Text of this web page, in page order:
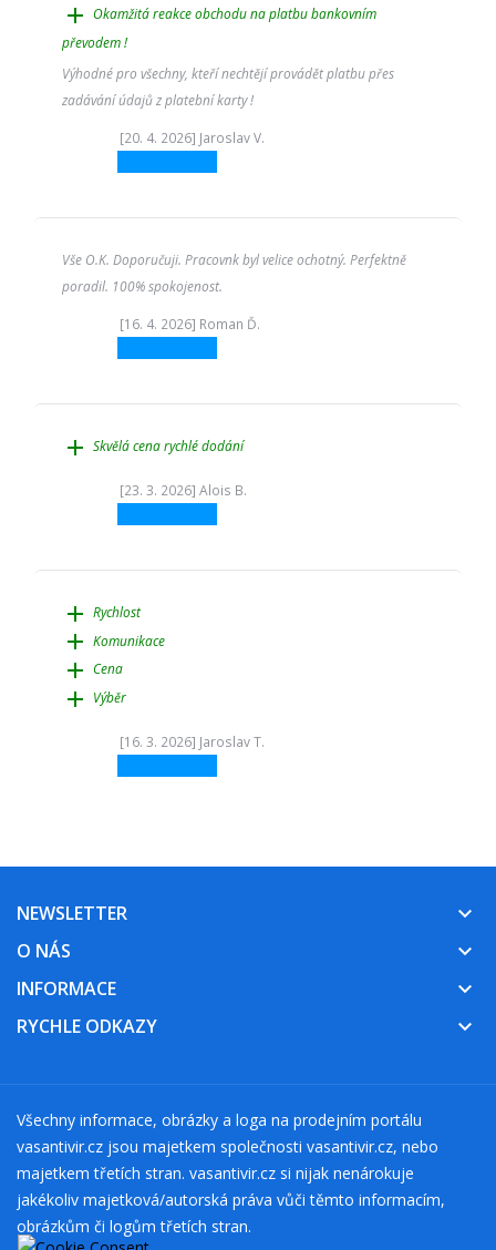
add Okamžitá reakce obchodu na platbu bankovním
převodem !
Výhodné pro všechny, kteří nechtějí provádět platbu přes
zadávání údajů z platební karty !
[20. 4. 2026] Jaroslav V.
Vše O.K. Doporučuji. Pracovnk byl velice ochotný. Perfektně
poradil. 100% spokojenost.
[16. 4. 2026] Roman Ď.
add Skvělá cena rychlé dodání
[23. 3. 2026] Alois B.
add Rychlost
add Komunikace
add Cena
add Výběr
[16. 3. 2026] Jaroslav T.
NEWSLETTER keyboard_arrow_down
O NÁS keyboard_arrow_down
INFORMACE keyboard_arrow_down
RYCHLE ODKAZY keyboard_arrow_down
Všechny informace, obrázky a loga na prodejním portálu
vasantivir.cz jsou majetkem společnosti vasantivir.cz, nebo
majetkem třetích stran. vasantivir.cz si nijak nenárokuje
jakékoliv majetková/autorská práva vůči těmto informacím,
obrázkům či logům třetích stran.